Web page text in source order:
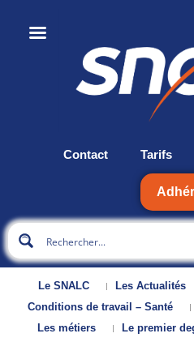
Contact Tarifs
Le SNALC Les Actualités
Conditions de travail – Santé
Les métiers
Le premier